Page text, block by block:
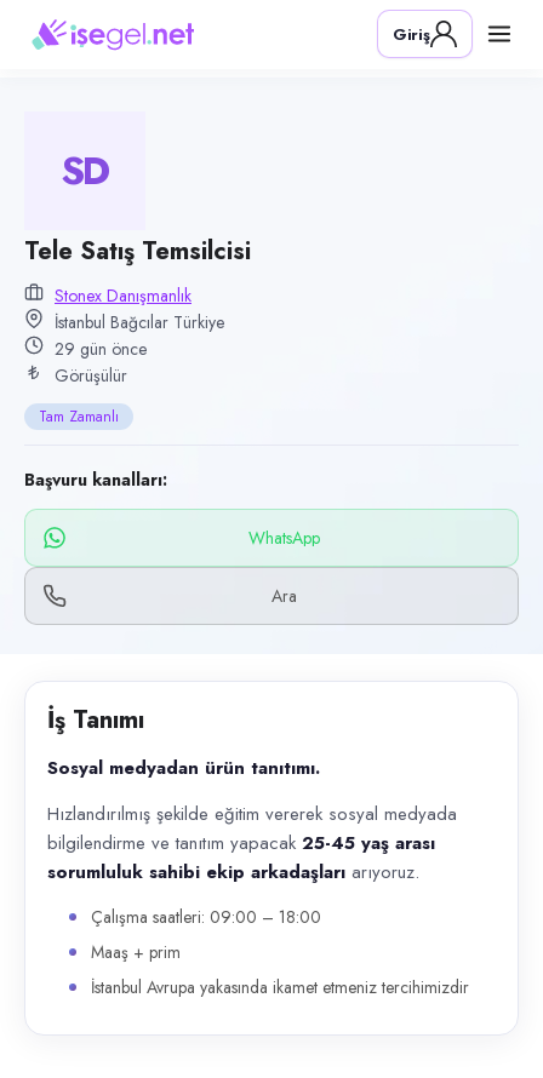
Pozisyon
Tele Satış Temsilcisi
Kategori
Konum
Bağcılar, İstanbul
Çalışma şekli
Tam Zamanlı · Ofis
Yayın tarihi
9 Temmuz 2026
Son geçerlilik
7 Ekim 2026
Başvuru kanalları
WhatsApp, Telefon
Sosyal medyadan ürün tanıtımı. Hızlandırılmış şekilde eğitim
Giriş
SD
Tele Satış Temsilcisi
Stonex Danışmanlık
İstanbul Bağcılar Türkiye
29 gün önce
Görüşülür
Tam Zamanlı
Başvuru kanalları:
WhatsApp
Ara
İş Tanımı
Sosyal medyadan ürün tanıtımı.
Hızlandırılmış şekilde eğitim vererek sosyal medyada
bilgilendirme ve tanıtım yapacak 25-45 yaş arası
sorumluluk sahibi ekip arkadaşları arıyoruz.
Çalışma saatleri: 09:00 – 18:00
Maaş + prim
İstanbul Avrupa yakasında ikamet etmeniz tercihimizdir